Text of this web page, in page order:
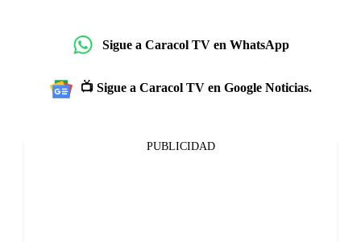
Sigue a Caracol TV en WhatsApp
📺 Sigue a Caracol TV en Google Noticias.
PUBLICIDAD